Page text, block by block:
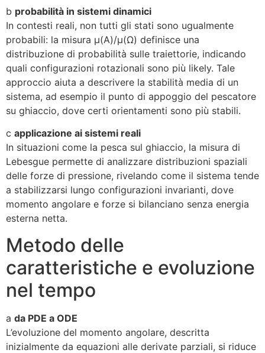
b probabilità in sistemi dinamici
In contesti reali, non tutti gli stati sono ugualmente
probabili: la misura μ(A)/μ(Ω) definisce una
distribuzione di probabilità sulle traiettorie, indicando
quali configurazioni rotazionali sono più likely. Tale
approccio aiuta a descrivere la stabilità media di un
sistema, ad esempio il punto di appoggio del pescatore
su ghiaccio, dove certi orientamenti sono più stabili.
c applicazione ai sistemi reali
In situazioni come la pesca sul ghiaccio, la misura di
Lebesgue permette di analizzare distribuzioni spaziali
delle forze di pressione, rivelando come il sistema tende
a stabilizzarsi lungo configurazioni invarianti, dove
momento angolare e forze si bilanciano senza energia
esterna netta.
Metodo delle
caratteristiche e evoluzione
nel tempo
a da PDE a ODE
L’evoluzione del momento angolare, descritta
inizialmente da equazioni alle derivate parziali, si riduce